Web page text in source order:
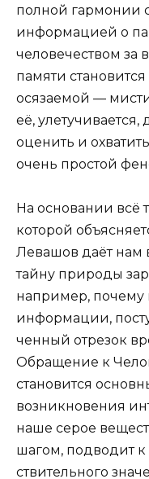
полной гармонии
информацией о
человечеством
памяти
осязаемой —
её,
оценить и
очень простой
На основании всё
ко­торой
Левашов даёт нам
тайну природы
например, почему
информации,
ченный отрезок
Обращение к
становится
возникновения
наше серое
шагом, подводит
ствительного